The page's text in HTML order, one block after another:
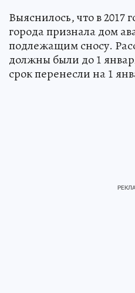
Выяснилось, что в 2017
города признала дом
подлежащим сносу.
должны были до 1
срок перенесли на 1